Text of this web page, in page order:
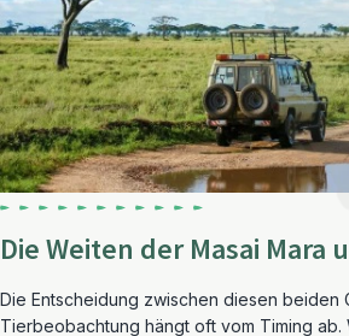
Die Weiten der Masai Mara
Die Entscheidung zwischen diesen beiden
Tierbeobachtung hängt oft vom Timing ab.